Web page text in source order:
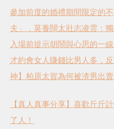
參加前度的婚禮期間限定的
夫」，莫養闊太壯志凌雲：獨
入場前提示胡鬧與心思的一
才約會女人賺錢比男人多，
神】柏原太賀為何被渣男出
【真人真事分享】喜歡斤斤
了人！